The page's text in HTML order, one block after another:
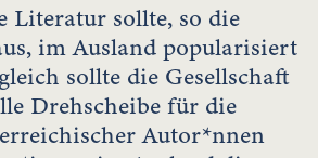
Literatur sollte, so die
im Ausland popularisiert
sollte die Gesellschaft
Drehscheibe für die
Autor*nnen